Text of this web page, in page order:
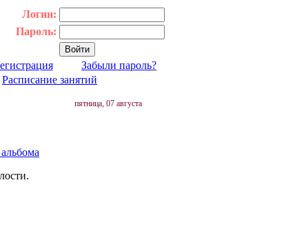
Логин:
Пароль:
Забыли пароль?
Расписание занятий
пятница, 07 августа